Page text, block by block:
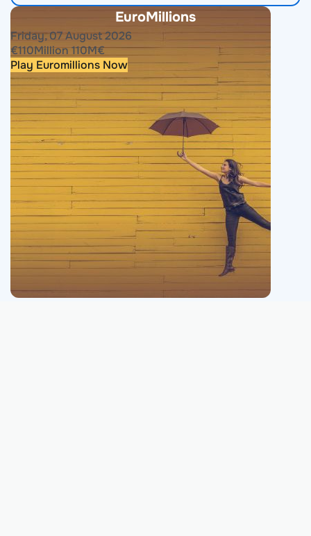
EuroMillions
Friday, 07 August 2026
€110Million110M€
Play Euromillions Now